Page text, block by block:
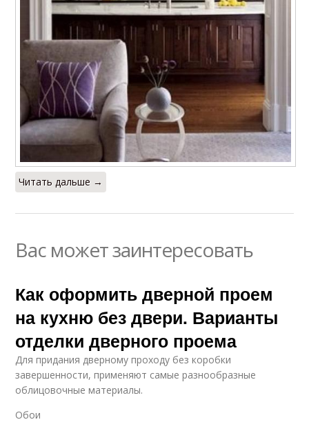
Читать дальше →
Вас может заинтересовать
Как оформить дверной проем
на кухню без двери. Варианты
отделки дверного проема
Для придания дверному проходу без коробки
завершенности, применяют самые разнообразные
облицовочные материалы.
Обои